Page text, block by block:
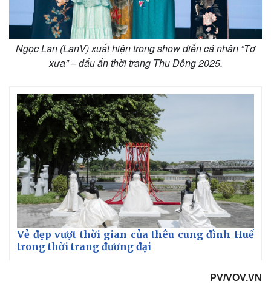
Ngọc Lan (LanV) xuất hiện trong show diễn cá nhân “Tơ
xưa” – dấu ấn thời trang Thu Đông 2025.
Vẻ đẹp vượt thời gian của thêu cung đình Huế
trong thời trang đương đại
PV/VOV.VN